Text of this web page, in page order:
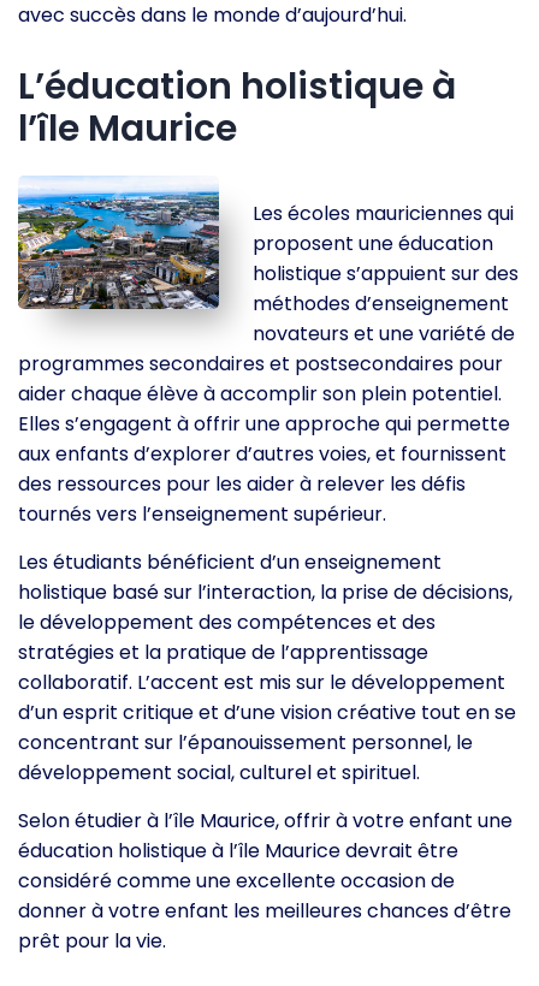
avec succès dans le monde d’aujourd’hui.
L’éducation holistique à
l’île Maurice
Les écoles mauriciennes qui
proposent une éducation
holistique s’appuient sur des
méthodes d’enseignement
novateurs et une variété de
programmes secondaires et postsecondaires pour
aider chaque élève à accomplir son plein potentiel.
Elles s’engagent à offrir une approche qui permette
aux enfants d’explorer d’autres voies, et fournissent
des ressources pour les aider à relever les défis
tournés vers l’enseignement supérieur.
Les étudiants bénéficient d’un enseignement
holistique basé sur l’interaction, la prise de décisions,
le développement des compétences et des
stratégies et la pratique de l’apprentissage
collaboratif. L’accent est mis sur le développement
d’un esprit critique et d’une vision créative tout en se
concentrant sur l’épanouissement personnel, le
développement social, culturel et spirituel.
Selon étudier à l’île Maurice, offrir à votre enfant une
éducation holistique à l’île Maurice devrait être
considéré comme une excellente occasion de
donner à votre enfant les meilleures chances d’être
prêt pour la vie.